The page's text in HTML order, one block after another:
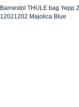
Barnestol THULE bag Yepp
12021202 Majolica Blue